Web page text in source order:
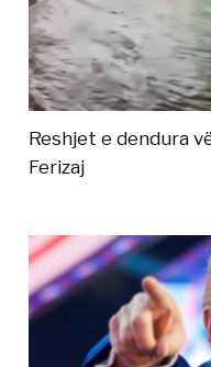
Reshjet e dendura
Ferizaj